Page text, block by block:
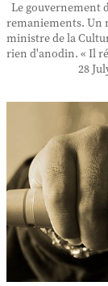
Le gouvernement
remaniements. Un
ministre de la
rien d'anodin. « Il
28